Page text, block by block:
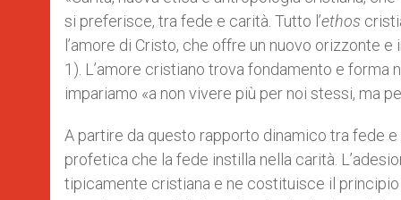
si preferisce, tra fede e carità. Tutto l’ethos
l’amore di Cristo, che offre un nuovo orizzonte
1). L’amore cristiano trova fondamento e forma
impariamo «a non vivere più per noi stessi, ma
A partire da questo rapporto dinamico tra fede
profetica che la fede instilla nella carità.
tipicamente cristiana e ne costituisce il